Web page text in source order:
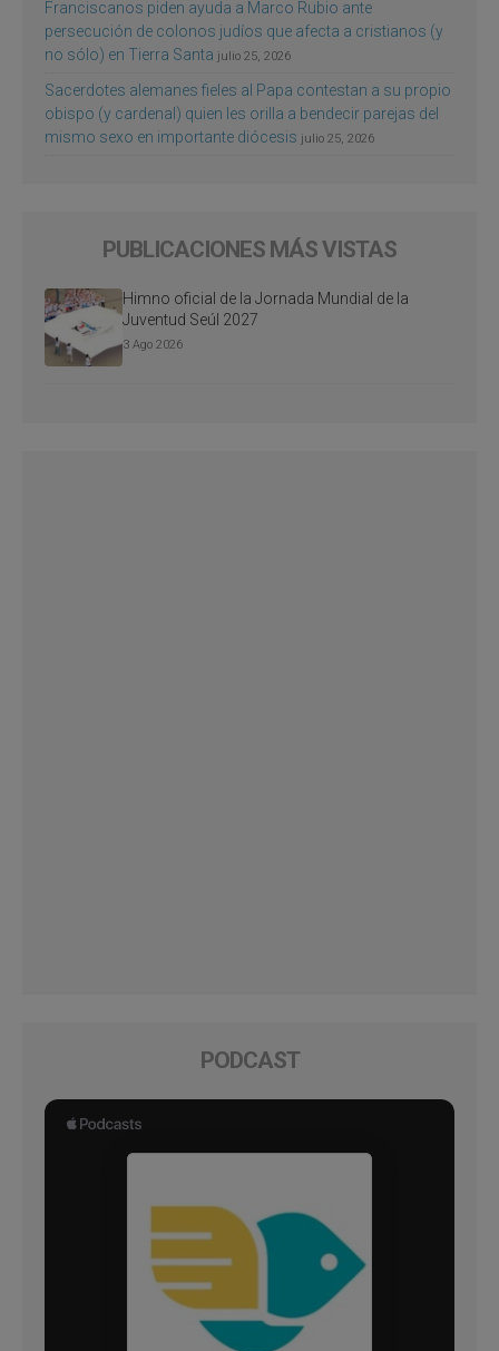
Franciscanos piden ayuda a Marco Rubio ante
persecución de colonos judíos que afecta a cristianos (y
no sólo) en Tierra Santa julio 25, 2026
Sacerdotes alemanes fieles al Papa contestan a su propio
obispo (y cardenal) quien les orilla a bendecir parejas del
mismo sexo en importante diócesis julio 25, 2026
PUBLICACIONES MÁS VISTAS
Himno oficial de la Jornada Mundial de la
Juventud Seúl 2027
3 Ago 2026
PODCAST